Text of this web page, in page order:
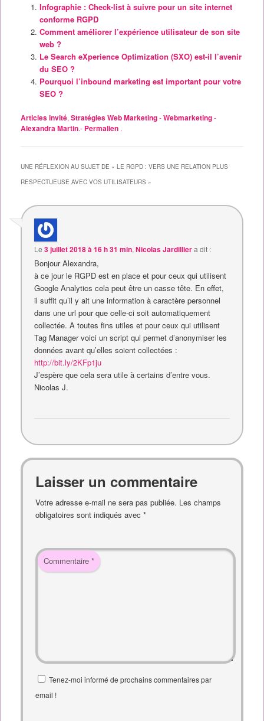
Infographie : Check-list à suivre pour un site internet
conforme RGPD
Comment améliorer l’expérience utilisateur de son site
web ?
Le Search eXperience Optimization (SXO) est-il l’avenir
du SEO ?
Pourquoi l’inbound marketing est important pour votre
SEO ?
Articles invité, Stratégies Web Marketing-Webmarketing-
Alexandra Martin.- Permalien .
UNE RÉFLEXION AU SUJET DE « LE RGPD : VERS UNE RELATION PLUS
RESPECTUEUSE AVEC VOS UTILISATEURS»
Le3 juillet 2018 à 16 h 31 min,Nicolas Jardilliera dit :
Bonjour Alexandra,
à ce jour le RGPD est en place et pour ceux qui utilisent
Google Analytics cela peut être un casse tête. En effet,
il suffit qu’il y ait une information à caractère personnel
dans une url pour que celle-ci soit automatiquement
collectée. A toutes fins utiles et pour ceux qui utilisent
Tag Manager voici un script qui permet d’anonymiser les
données avant qu’elles soient collectées :
http://bit.ly/2KFp1ju
J’espère que cela sera utile à certains d’entre vous.
Nicolas J.
Laisser un commentaire
Votre adresse e-mail ne sera pas publiée. Les champs
obligatoires sont indiqués avec*
Commentaire*
Tenez-moi informé de prochains commentaires par
email !